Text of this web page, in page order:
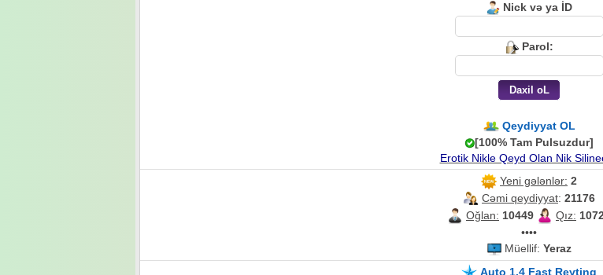
Nick və ya İD
Parol:
Qeydiyyat OL
[100% Tam Pulsuzdur]
Erotik Nikle Qeyd Olan Nik
Yeni gələnlər: 2
Cəmi qeydiyyat: 21176
Oğlan: 10449 Qız:
••••
Müellif: Yeraz
Auto 1.4 Fast Reyting